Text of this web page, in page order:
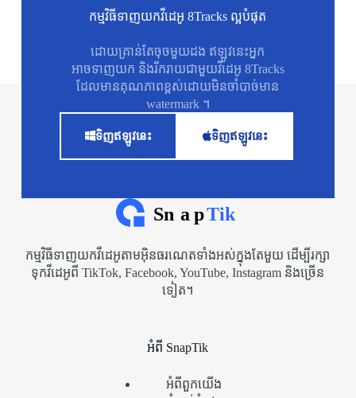
កម្មវិធីទាញយកវីដេអូ 8Tracks ល្អបំផុត
ដោយគ្រាន់តែចុចមួយដង ឥឡូវនេះអ្នក
អាចទាញយក និងរីករាយជាមួយវីដេអូ 8Tracks
ដែលមានគុណភាពខ្ពស់ដោយមិនចាំបាច់មាន
watermark ។
ទិញ​ឥឡូវនេះ ទិញ​ឥឡូវនេះ
កម្មវិធីទាញយកវីដេអូតាមអ៊ិនធរណេតទាំងអស់ក្នុងតែមួយ ដើម្បីរក្សា
ទុកវីដេអូពី TikTok, Facebook, YouTube, Instagram និងច្រើន
ទៀត។
អំពី SnapTik
អំពី​ពួក​យើង